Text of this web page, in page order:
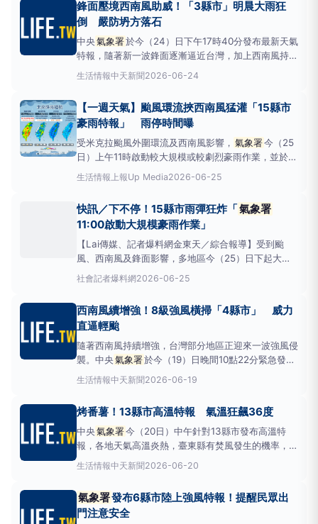
發生機率，影響時間至今晚，請注意雷擊及強陣風，低
窪地區慎防
鋒面壓境西南風助威！「3縣市」明晨大雨狂
倒 嚴防坍方落石
中央氣象署於今（24）日下午17時40分發布最新天氣
特報，隨著新一波鋒面逐漸逼近台灣，加上西南風持續
增強影響，全台大氣結構變得極不穩定。
警，這波系統將帶來易引發災害的「短延時強降雨」，
衝，迎來局部大雨發生的機率，民眾明早出門通勤務必
提高警覺。3
生活情報中天新聞2026-06-24
【一週天氣】颱風環流挾西南風猛灌「15縣市
豪雨特報」 雨停時間曝
受米克拉颱風外圍環流及西南風影響， 氣象署今（25
日）上午11時啟動較大規模或較劇烈豪雨作業，並於10
時15分發布豪雨特報，屏東縣有超大豪雨機率，高雄
市、恆春半島有大豪雨機率，北海岸、台北市、新北
機率，基隆市、台中市、彰化縣、南投縣、台東縣山
區、馬祖地
生活情報 上報Up Media2026-06-25
快訊／下不停！15縣市雨彈狂炸「氣象署
11:00啟動大規模豪雨作業」
【Lai傳媒、記者爆料網金東天／綜合報導】受到颱
風、西南風及鋒面影響，多地區今（25）日下起大
雨，在屏東跟高雄部分地區更傳出機淹水災情，
署
稍早表示，將於25日11時00分開始啟動大規模豪雨
讀：1.錢人豪率隊打造國際內容生態圈 彭小刀領軍串
流平
社會記者爆料網2026-06-25
西南風續增強！8級強風橫掃「4縣市」 威力
直逼輕颱
隨著西南風持續增強，台灣部分地區正迎來一波強風侵
襲。中央氣象署於今（19）日晚間10點22分緊急發布
了最新一波的「災害性天氣通報」，針對全台四個縣市
及特定離島地區高掛強風黃色燈號，提醒沿海及特定區
便。4縣市強風特報。（圖／
氣象署）根據氣象署
觀測與預報
生活情報中天新聞2026-06-19
烤番薯！13縣市高溫特報 氣溫狂飆36度
中央氣象署今（20日）中午針對13縣市發布高溫特
報，各地天氣高溫炎熱，臺東縣有焚風發生的機率，白
天彰化縣、雲林縣、嘉義縣、臺南市、屏東縣、花蓮
縣、臺東縣為橙色燈號，有連續出現36度高溫的機
嘉義市、高雄市為黃色燈號，請注意。13縣市發布高
溫特報。（圖／中
生活情報中天新聞2026-06-20
氣象署發布6縣市陸上強風特報！提醒民眾出
門注意安全